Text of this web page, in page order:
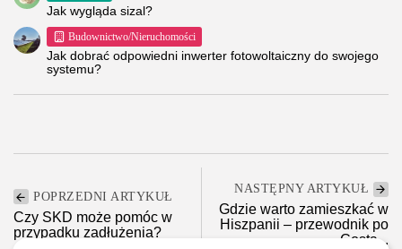
Jak wygląda sizal?
Budownictwo/Nieruchomości
Jak dobrać odpowiedni inwerter fotowoltaiczny do swojego
systemu?
POPRZEDNI ARTYKUŁ
Czy SKD może pomóc w
przypadku zadłużenia?
NASTĘPNY ARTYKUŁ
Gdzie warto zamieszkać w
Hiszpanii – przewodnik po
Costa...